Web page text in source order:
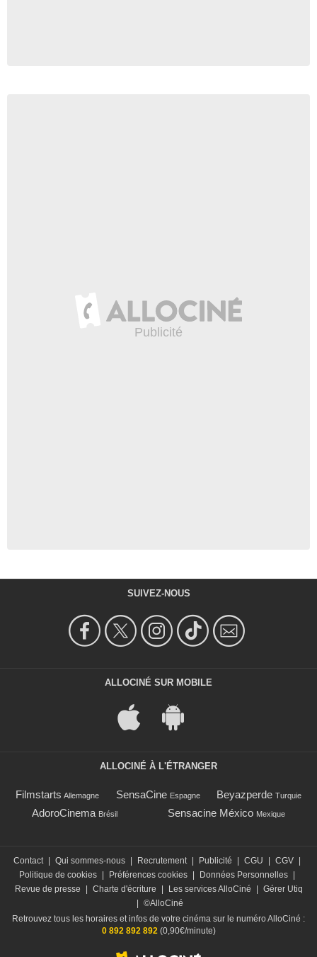
SUIVEZ-NOUS
ALLOCINÉ SUR MOBILE
ALLOCINÉ À L'ÉTRANGER
Filmstarts Allemagne SensaCine Espagne Beyazperde Turquie
AdoroCinema Brésil Sensacine México Mexique
Contact Qui sommes-nous Recrutement Publicité CGU CGV
Politique de cookies
Préférences cookies Données Personnelles
Revue de presse
Charte d'écriture Les services AlloCiné
Gérer Utiq
©AlloCiné
Retrouvez tous les horaires et infos de votre cinéma sur le numéro AlloCiné :
0 892 892 892(0,90€/minute)